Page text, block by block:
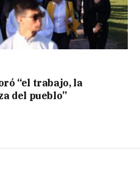
“el trabajo, la
del pueblo”